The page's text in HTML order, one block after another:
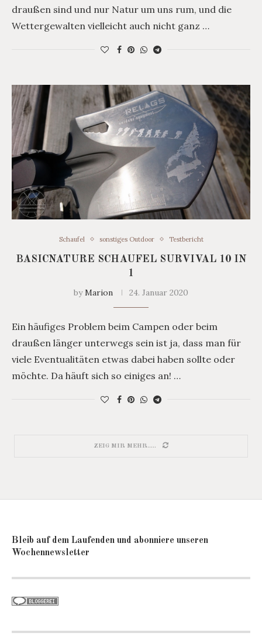
draußen sind und nur Natur um uns rum, und die
Wettergewalten vielleicht auch nicht ganz …
Schaufel sonstiges Outdoor Testbericht
BASICNATURE SCHAUFEL SURVIVAL 10 IN
1
byMarion 24. Januar 2020
Ein häufiges Problem beim Campen oder beim
draußen länger unterwegs sein ist ja, dass man für
viele Eventualitäten etwas dabei haben sollte oder
möchte. Da häuft sich so einiges an! …
ZEIG MIR MEHR.....
Bleib auf dem Laufenden und abonniere unseren
Wochennewsletter